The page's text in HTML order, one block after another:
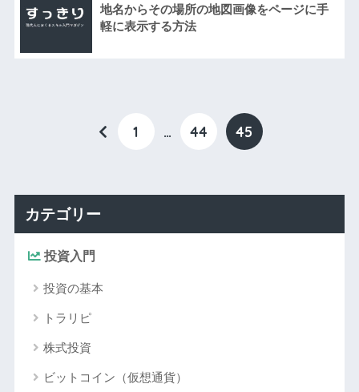
地名からその場所の地図画像をページに手
軽に表示する方法
1 … 44 45
カテゴリー
投資入門
投資の基本
トラリピ
株式投資
ビットコイン（仮想通貨）